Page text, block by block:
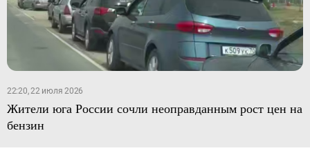
22:20, 22 июля 2026
Жители юга России сочли неоправданным рост цен на
бензин